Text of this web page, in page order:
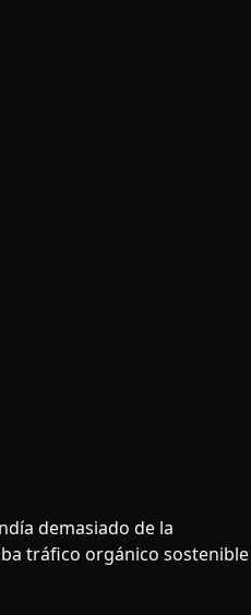
demasiado de la
tráfico orgánico sostenible